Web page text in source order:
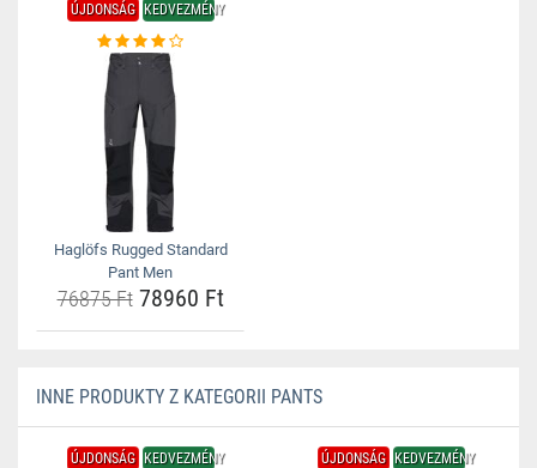
ÚJDONSÁG KEDVEZMÉNY
Haglöfs Rugged Standard
Pant Men
76875 Ft78960 Ft
INNE PRODUKTY Z KATEGORII PANTS
ÚJDONSÁG KEDVEZMÉNY ÚJDONSÁG KEDVEZMÉNY